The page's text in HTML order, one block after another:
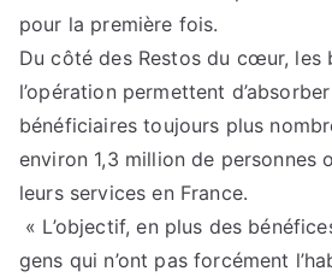
pour la première fois.
Du côté des Restos du cœur, les
l’opération permettent
bénéficiaires toujours plus
environ 1,3 million de personnes
leurs services en France.
« L’objectif, en plus des
gens qui n’ont pas forcément